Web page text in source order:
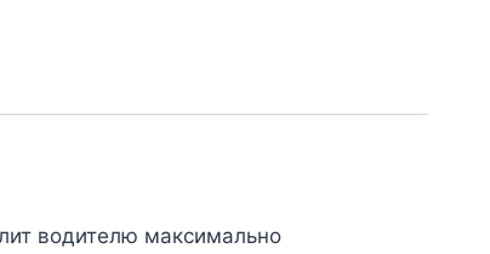
водителю максимально